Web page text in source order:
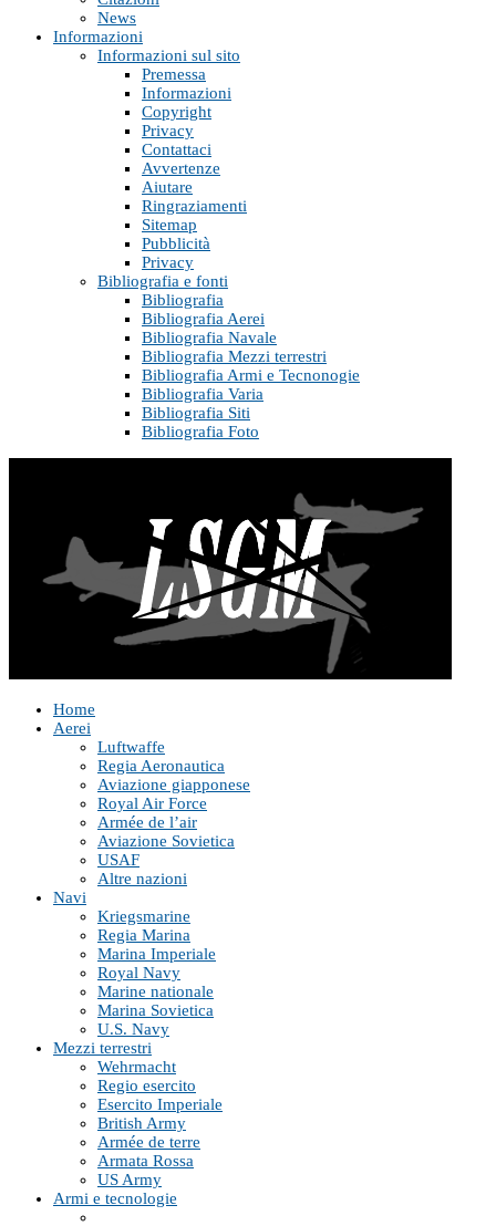
News
Informazioni
Informazioni sul sito
Premessa
Informazioni
Copyright
Privacy
Contattaci
Avvertenze
Aiutare
Ringraziamenti
Sitemap
Pubblicità
Privacy
Bibliografia e fonti
Bibliografia
Bibliografia Aerei
Bibliografia Navale
Bibliografia Mezzi terrestri
Bibliografia Armi e Tecnonogie
Bibliografia Varia
Bibliografia Siti
Bibliografia Foto
Home
Aerei
Luftwaffe
Regia Aeronautica
Aviazione giapponese
Royal Air Force
Armée de l’air
Aviazione Sovietica
USAF
Altre nazioni
Navi
Kriegsmarine
Regia Marina
Marina Imperiale
Royal Navy
Marine nationale
Marina Sovietica
U.S. Navy
Mezzi terrestri
Wehrmacht
Regio esercito
Esercito Imperiale
British Army
Armée de terre
Armata Rossa
US Army
Armi e tecnologie